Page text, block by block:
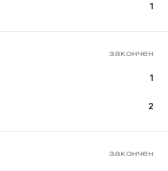
1
закончен
1
2
закончен